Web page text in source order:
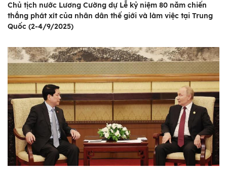
Chủ tịch nước Lương Cường dự Lễ kỷ niệm 80 năm chiến
thắng phát xít của nhân dân thế giới và làm việc tại Trung
Quốc (2-4/9/2025)